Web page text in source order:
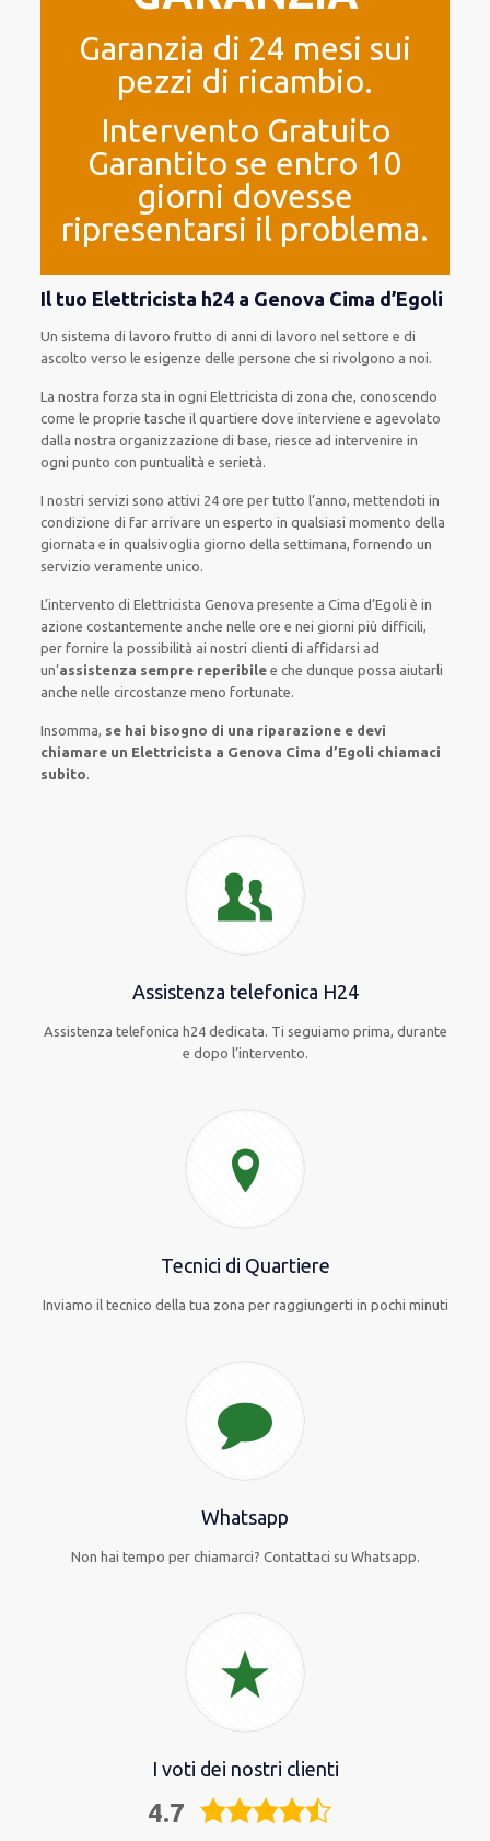
Garanzia di 24 mesi sui
pezzi di ricambio.
Intervento Gratuito
Garantito se entro 10
giorni dovesse
ripresentarsi il problema.
Il tuo Elettricista h24 a Genova Cima d’Egoli
Un sistema di lavoro frutto di anni di lavoro nel settore e di
ascolto verso le esigenzedelle persone che si rivolgono a noi.
La nostra forza sta in ogni Elettricista di zona che, conoscendo
come le proprie tasche il quartiere dove interviene e agevolato
dalla nostra organizzazione di base, riesce ad intervenire in
ogni punto con puntualità e serietà.
I nostri servizi sono attivi 24 orepertutto l’anno, mettendoti in
condizione di far arrivare unesperto inqualsiasi momento della
giornata e inqualsivoglia giorno della settimana, fornendo un
servizioveramente unico.
L’intervento di Elettricista Genovapresente a Cima d’Egoli èin
azione costantemente anchenelle ore e nei giorni piùdifficili,
perfornire la possibilità ai nostri clienti di affidarsi ad
un’assistenza sempre reperibile e chedunque possa aiutarli
anchenelle circostanze meno fortunate.
Insomma, se hai bisogno di una riparazione e devi
chiamare un Elettricista a Genova Cima d’Egoli chiamaci
subito.
Assistenza telefonica H24
Assistenza telefonica h24 dedicata. Ti seguiamo prima, durante
e dopo l’intervento.
Tecnici di Quartiere
Inviamo il tecnico della tua zona per raggiungerti in pochi minuti
Whatsapp
Non hai tempo per chiamarci? Contattaci su Whatsapp.
I voti dei nostri clienti
4.7
4,7